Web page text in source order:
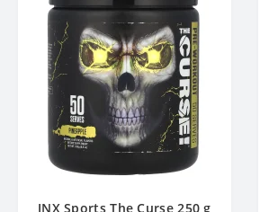
JNX Sports The Curse 250 g